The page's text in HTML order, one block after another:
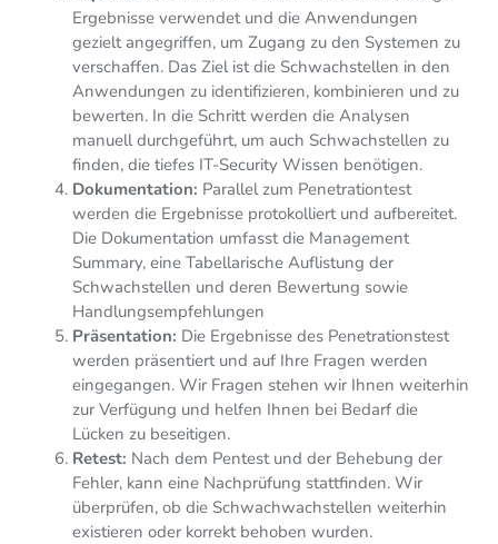
Ergebnisse verwendet und die Anwendungen
gezielt angegriffen, um Zugang zu den Systemen zu
verschaffen. Das Ziel ist die Schwachstellen in den
Anwendungen zu identifizieren, kombinieren und zu
bewerten. In die Schritt werden die Analysen
manuell durchgeführt, um auch Schwachstellen zu
finden, die tiefes IT-Security Wissen benötigen.
Dokumentation: Parallel zum Penetrationtest
werden die Ergebnisse protokolliert und aufbereitet.
Die Dokumentation umfasst die Management
Summary, eine Tabellarische Auflistung der
Schwachstellen und deren Bewertung sowie
Handlungsempfehlungen
Präsentation: Die Ergebnisse des Penetrationstest
werden präsentiert und auf Ihre Fragen werden
eingegangen. Wir Fragen stehen wir Ihnen weiterhin
zur Verfügung und helfen Ihnen bei Bedarf die
Lücken zu beseitigen.
Retest: Nach dem Pentest und der Behebung der
Fehler, kann eine Nachprüfung stattfinden. Wir
überprüfen, ob die Schwachwachstellen weiterhin
existieren oder korrekt behoben wurden.